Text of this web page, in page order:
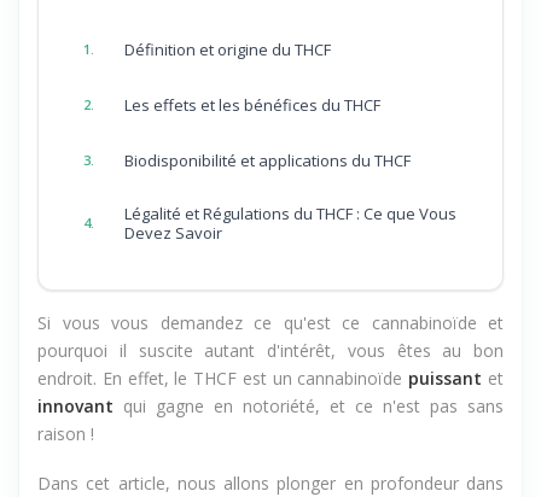
1. Définition et origine du THCF
2. Les effets et les bénéfices du THCF
3. Biodisponibilité et applications du THCF
4.
Légalité et Régulations du THCF : Ce que Vous
Devez Savoir
Si vous vous demandez ce qu'est ce cannabinoïde et
pourquoi il suscite autant d'intérêt, vous êtes au bon
endroit. En effet, le THCF est un cannabinoïde puissant et
innovant qui gagne en notoriété, et ce n'est pas sans
raison !
Dans cet article, nous allons plonger en profondeur dans